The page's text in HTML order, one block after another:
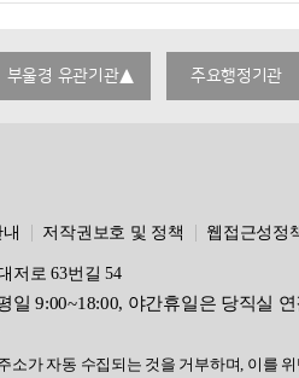
부울경 유관기관 주요행정기관
저작권보호 및 정책 웹접근성정
저로 63번길 54
일 9:00~18:00, 야간휴일은 당직실
소가 자동 수집되는 것을 거부하며, 이를